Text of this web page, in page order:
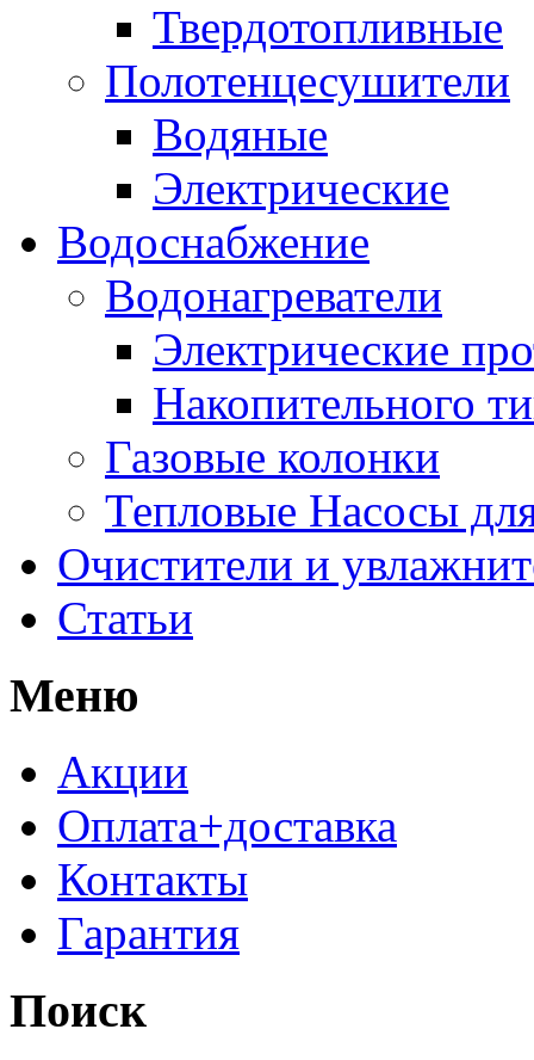
Твердотопливные
Полотенцесушители
Водяные
Электрические
Водоснабжение
Водонагреватели
Электрические
Накопительного
Газовые колонки
Тепловые Насосы
Очистители и
Статьи
Меню
Акции
Оплата+доставка
Контакты
Гарантия
Поиск